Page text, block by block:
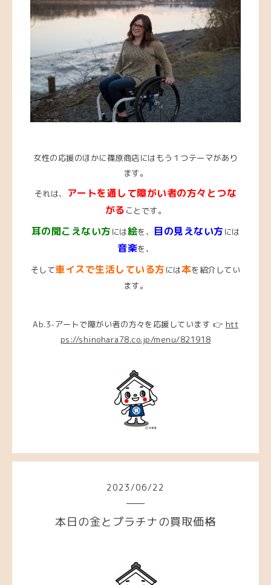
女性の応援のほかに篠原商店にはもう１つテーマがあり
ます。
それは、
アートを通して障がい者の方々とつな
がる ことです。
耳の聞こえない方 には絵を、 目の見えない方 には
音楽を、
そして車イスで生活している方 には本を紹介してい
ます。
Ab.3-アートで障がい者の方々を応援しています 👉 htt
ps://shinohara78.co.jp/menu/821918
2023/06/22
本日の金とプラチナの買取価格